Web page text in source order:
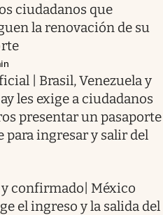
ciudadanos que
la renovación de su
| Brasil, Venezuela y
les exige a ciudadanos
presentar un pasaporte
para ingresar y salir del
confirmado| México
el ingreso y la salida del